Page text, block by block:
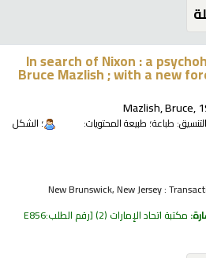
In search of Nixon : a
Bruce Mazlish ; with a new
Mazlish, Bruce,
طباعة؛ طبيعة المحتويات: ؛ الشكل
New Brunswick, New Jersey :
مكتبة اتحاد الإمارات (2) رقم الطلب:E856